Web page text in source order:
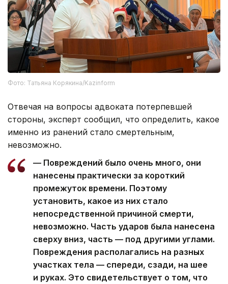
Фото: Татьяна Корякина/Kazinform
Отвечая на вопросы адвоката потерпевшей
стороны, эксперт сообщил, что определить, какое
именно из ранений стало смертельным,
невозможно.
— Повреждений было очень много, они
нанесены практически за короткий
промежуток времени. Поэтому
установить, какое из них стало
непосредственной причиной смерти,
невозможно. Часть ударов была нанесена
сверху вниз, часть — под другими углами.
Повреждения располагались на разных
участках тела — спереди, сзади, на шее
и руках. Это свидетельствует о том, что